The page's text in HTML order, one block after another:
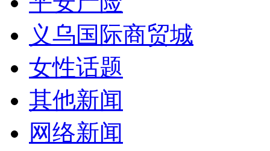
义乌国际商贸城
女性话题
其他新闻
网络新闻